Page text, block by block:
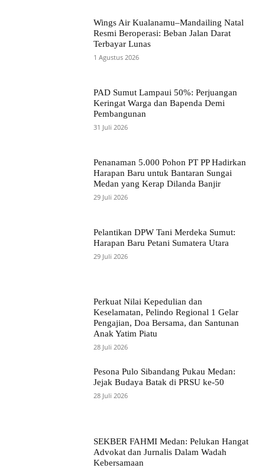
Wings Air Kualanamu–Mandailing Natal
Resmi Beroperasi: Beban Jalan Darat
Terbayar Lunas
1 Agustus 2026
PAD Sumut Lampaui 50%: Perjuangan
Keringat Warga dan Bapenda Demi
Pembangunan
31 Juli 2026
Penanaman 5.000 Pohon PT PP Hadirkan
Harapan Baru untuk Bantaran Sungai
Medan yang Kerap Dilanda Banjir
29 Juli 2026
Pelantikan DPW Tani Merdeka Sumut:
Harapan Baru Petani Sumatera Utara
29 Juli 2026
Perkuat Nilai Kepedulian dan
Keselamatan, Pelindo Regional 1 Gelar
Pengajian, Doa Bersama, dan Santunan
Anak Yatim Piatu
28 Juli 2026
Pesona Pulo Sibandang Pukau Medan:
Jejak Budaya Batak di PRSU ke-50
28 Juli 2026
SEKBER FAHMI Medan: Pelukan Hangat
Advokat dan Jurnalis Dalam Wadah
Kebersamaan